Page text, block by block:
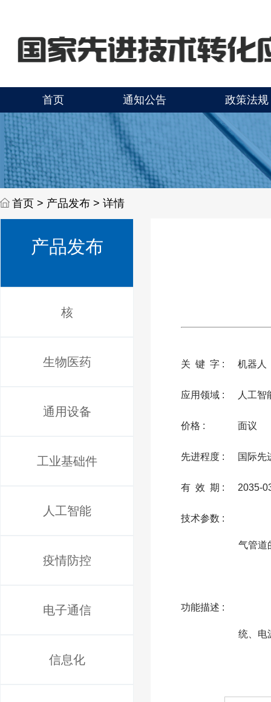
首页 通知公告 政策法规
首页 > 产品发布 > 详情
产品发布
核
生物医药
通用设备
工业基础件
人工智能
疫情防控
电子通信
信息化
关 键 字 : 机器人
应用领域 : 人工智
价格 : 面议
先进程度 : 国际先
有 效 期 : 2035-
技术参数 :
气管道
功能描述 :
统、电